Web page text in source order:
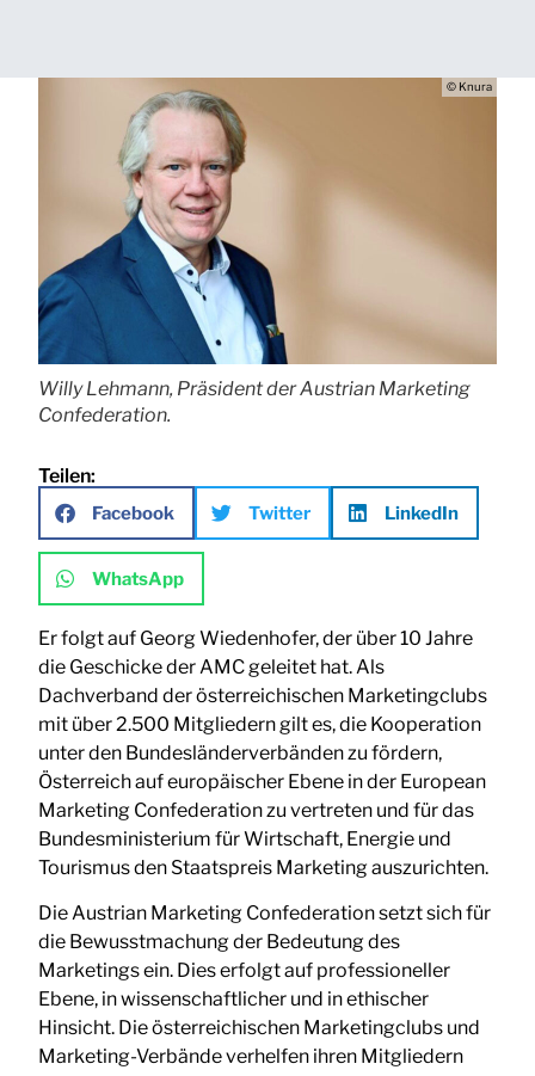
© Knura
Willy Lehmann, Präsident der Austrian Marketing
Confederation.
Teilen:
Facebook Twitter LinkedIn
WhatsApp
Er folgt auf Georg Wiedenhofer, der über 10 Jahre
die Geschicke der AMC geleitet hat. Als
Dachverband der österreichischen Marketingclubs
mit über 2.500 Mitgliedern gilt es, die Kooperation
unter den Bundesländerverbänden zu fördern,
Österreich auf europäischer Ebene in der European
Marketing Confederation zu vertreten und für das
Bundesministerium für Wirtschaft, Energie und
Tourismus den Staatspreis Marketing auszurichten.
Die Austrian Marketing Confederation setzt sich für
die Bewusstmachung der Bedeutung des
Marketings ein. Dies erfolgt auf professioneller
Ebene, in wissenschaftlicher und in ethischer
Hinsicht. Die österreichischen Marketingclubs und
Marketing-Verbände verhelfen ihren Mitgliedern